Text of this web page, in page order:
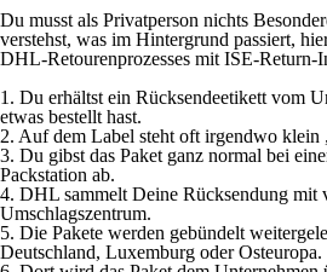
Du musst als Privatperson nichts
verstehst, was im Hintergrund passiert,
DHL-Retourenprozesses mit ISE-Return-
1. Du erhältst ein Rücksendeetikett vom
etwas bestellt hast.
2. Auf dem Label steht oft irgendwo klein
3. Du gibst das Paket ganz normal bei
Packstation ab.
4. DHL sammelt Deine Rücksendung mit
Umschlagszentrum.
5. Die Pakete werden gebündelt
Deutschland, Luxemburg oder Osteuropa.